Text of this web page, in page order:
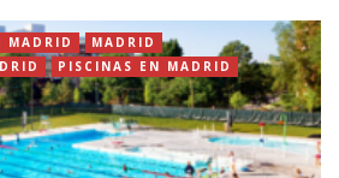
MADRID
MADRID
PISCINAS EN MADRID